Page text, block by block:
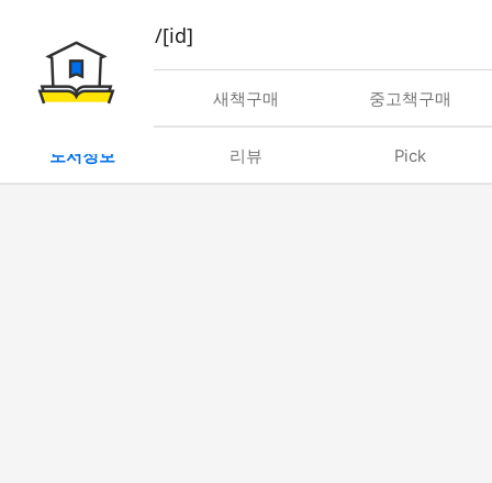
book/rent/[id]
대여 새책구매 중고책구매
도서정보 리뷰 Pick